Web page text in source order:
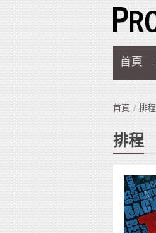
首頁
首頁 排程
排程